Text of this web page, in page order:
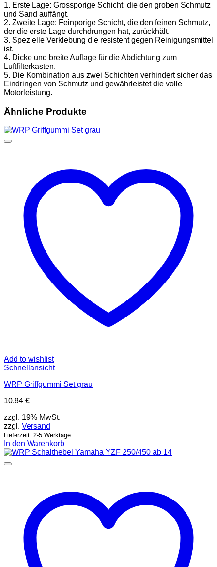
1. Erste Lage: Grossporige Schicht, die den groben Schmutz
und Sand auffängt.
2. Zweite Lage: Feinporige Schicht, die den feinen Schmutz,
der die erste Lage durchdrungen hat, zurückhält.
3. Spezielle Verklebung die resistent gegen Reinigungsmittel
ist.
4. Dicke und breite Auflage für die Abdichtung zum
Luftfilterkasten.
5. Die Kombination aus zwei Schichten verhindert sicher das
Eindringen von Schmutz und gewährleistet die volle
Motorleistung.
Ähnliche Produkte
Add to wishlist
Schnellansicht
WRP Griffgummi Set grau
10,84 €
zzgl. 19% MwSt.
zzgl. Versand
Lieferzeit: 2-5 Werktage
In den Warenkorb